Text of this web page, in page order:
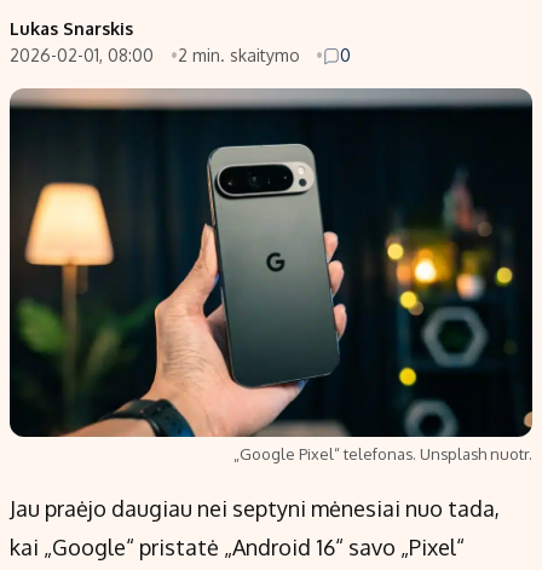
NT ir statybos
Akcijų rinka
Saulės elektrinės
Kriptovaliutos
Infliacija
Migracija
Nedarbo išmokos skaičiuoklė
Indėliai
Indėlių skaičiuoklė
Būsto finansai
Įdomios naujienos
Redakcija
Redakcijos politika
Privatumo politika
Lukas Snarskis
2026-02-01, 08:00
2 min. skaitymo 0
„Google Pixel“ telefonas. Unsplash nuotr.
Jau praėjo daugiau nei septyni mėnesiai nuo tada,
kai „Google“ pristatė „Android 16“ savo „Pixel“